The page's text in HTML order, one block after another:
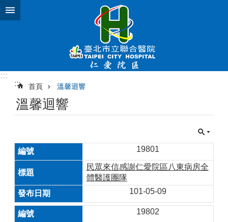
跳到主要內容區塊
:::
:::
首頁 溫馨迴響
溫馨迴響
19801
民眾來信感謝仁愛院區八東病房全
體醫護團隊
101-05-09
19802